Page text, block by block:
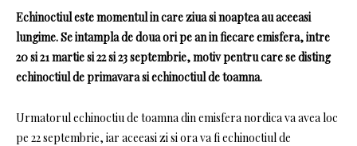
Echinoctiul este momentul in care ziua si noaptea au aceeasi
lungime. Se intampla de doua ori pe an in fiecare emisfera, intre
20 si 21 martie si 22 si 23 septembrie, motiv pentru care se disting
echinoctiul de primavara si echinoctiul de toamna.
Urmatorul echinoctiu de toamna din emisfera nordica va avea loc
pe 22 septembrie, iar aceeasi zi si ora va fi echinoctiul de